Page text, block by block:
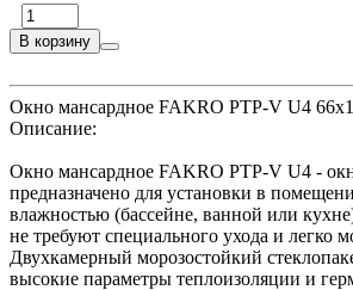
В корзину
Окно мансардное FAKRO РТР-V U4
Описание:
Окно мансардное FAKRO РТР-V U4 -
предназначено для установки в
влажностью (бассейне, ванной или
не требуют специального ухода и легко
Двухкамерный морозостойкий
высокие параметры теплоизоляции и